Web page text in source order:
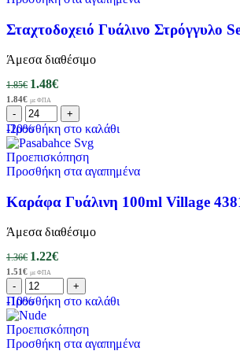
-20%
Σταχτοδοχειό Γυάλινο Στρόγγυλο
Άμεσα διαθέσιμο
1.85€ 1.48€
1.84€ με ΦΠΑ
Προσθήκη στο καλάθι
-10%
Προεπισκόπηση
Προσθήκη στα αγαπημένα
Καράφα Γυάλινη 100ml Village
Άμεσα διαθέσιμο
1.36€ 1.22€
1.51€ με ΦΠΑ
Προσθήκη στο καλάθι
Προεπισκόπηση
Προσθήκη στα αγαπημένα